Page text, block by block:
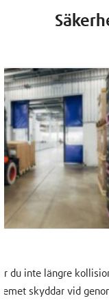
du inte längre
skyddar vid